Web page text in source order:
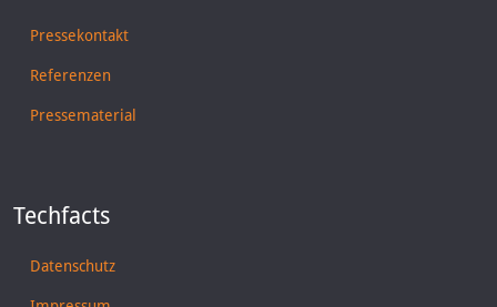
Pressekontakt
Referenzen
Pressematerial
Techfacts
Datenschutz